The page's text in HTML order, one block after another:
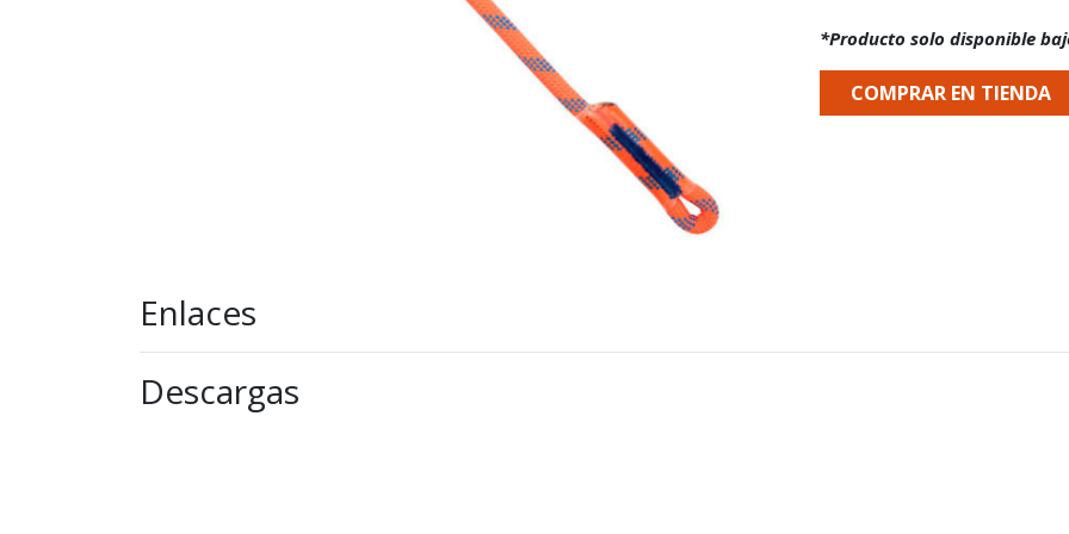
*Producto solo disponible
COMPRAR EN TIENDA
Enlaces
Descargas